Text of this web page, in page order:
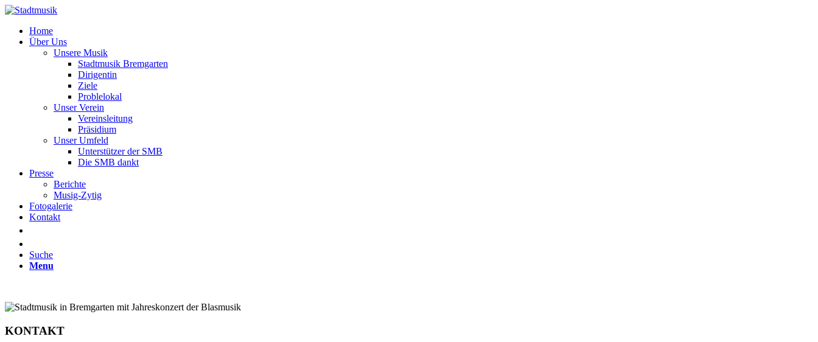
Home
Über Uns
Unsere Musik
Stadtmusik Bremgarten
Dirigentin
Ziele
Problelokal
Unser Verein
Vereinsleitung
Präsidium
Unser Umfeld
Unterstützer der SMB
Die SMB dankt
Presse
Berichte
Musig-Zytig
Fotogalerie
Kontakt
Suche
Menu
KONTAKT